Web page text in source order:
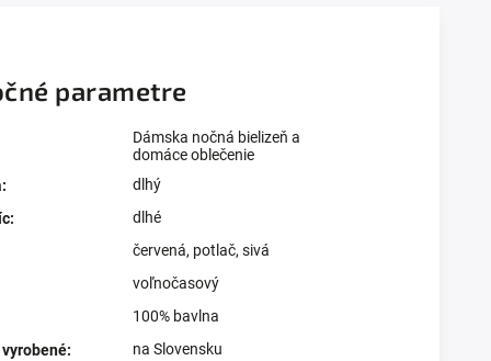
parametre
Dámska nočná bielizeň a
domáce oblečenie
:
dlhý
:
dlhé
červená, potlač, sivá
voľnočasový
100% bavlna
: na Slovensku